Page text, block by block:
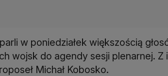
w poniedziałek większością
wojsk do agendy sesji plenarnej.
Michał Kobosko.